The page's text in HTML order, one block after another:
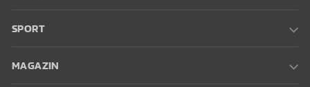
SPORT
MAGAZIN